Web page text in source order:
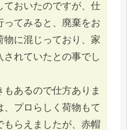
ておいたのですが、仕
ってみると、廃棄をお
物に混じっており、家
れていたとの事でし
あるので仕方ありま
プロらしく荷物もて
もらえましたが、赤帽